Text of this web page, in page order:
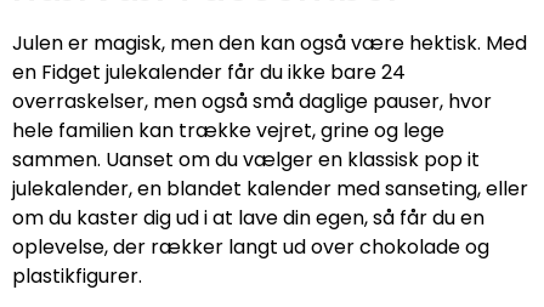
Julen er magisk, men den kan også være hektisk. Med
en Fidget julekalender får du ikke bare 24
overraskelser, men også små daglige pauser, hvor
hele familien kan trække vejret, grine og lege
sammen. Uanset om du vælger en klassisk pop it
julekalender, en blandet kalender med sanseting, eller
om du kaster dig ud i at lave din egen, så får du en
oplevelse, der rækker langt ud over chokolade og
plastikfigurer.